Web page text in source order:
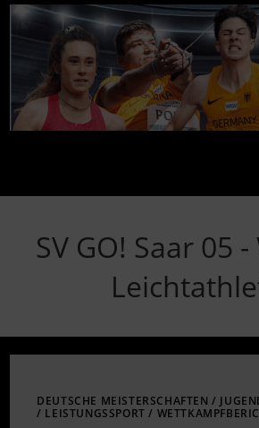
Zum
SV GO! Saar 05
DEUTSCHE MEISTERSCHAFTEN /
/ LEISTUNGSSPORT /